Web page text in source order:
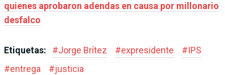
quienes aprobaron adendas en causa por millonario
desfalco
Etiquetas: #Jorge Brítez #expresidente #IPS
#entrega #justicia